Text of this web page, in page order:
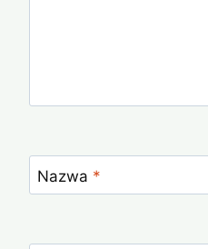
Nazwa *